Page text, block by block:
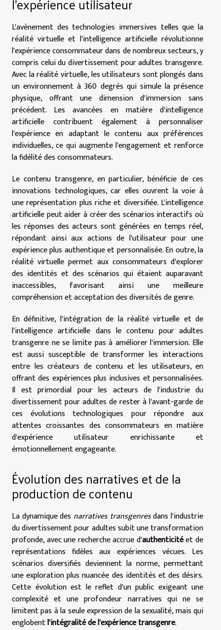
L'avènement des technologies immersives telles que la
réalité virtuelle et l'intelligence artificielle révolutionne
l'expérience consommateur dans de nombreux secteurs, y
compris celui du divertissement pour adultes transgenre.
Avec la réalité virtuelle, les utilisateurs sont plongés dans
un environnement à 360 degrés qui simule la présence
physique, offrant une dimension d'immersion sans
précédent. Les avancées en matière d'intelligence
artificielle contribuent également à personnaliser
l'expérience en adaptant le contenu aux préférences
individuelles, ce qui augmente l'engagement et renforce
la fidélité des consommateurs.
Le contenu transgenre, en particulier, bénéficie de ces
innovations technologiques, car elles ouvrent la voie à
une représentation plus riche et diversifiée. L'intelligence
artificielle peut aider à créer des scénarios interactifs où
les réponses des acteurs sont générées en temps réel,
répondant ainsi aux actions de l'utilisateur pour une
expérience plus authentique et personnalisée. En outre, la
réalité virtuelle permet aux consommateurs d'explorer
des identités et des scénarios qui étaient auparavant
inaccessibles, favorisant ainsi une meilleure
compréhension et acceptation des diversités de genre.
En définitive, l'intégration de la réalité virtuelle et de
l'intelligence artificielle dans le contenu pour adultes
transgenre ne se limite pas à améliorer l'immersion. Elle
est aussi susceptible de transformer les interactions
entre les créateurs de contenu et les utilisateurs, en
offrant des expériences plus inclusives et personnalisées.
Il est primordial pour les acteurs de l'industrie du
divertissement pour adultes de rester à l'avant-garde de
ces évolutions technologiques pour répondre aux
attentes croissantes des consommateurs en matière
d'expérience utilisateur enrichissante et
émotionnellement engageante.
Évolution des narratives et de la
production de contenu
La dynamique des narratives transgenresdans l'industrie
du divertissement pour adultes subit une transformation
profonde, avec une recherche accrue d'authenticitéet de
représentations fidèles aux expériences vécues. Les
scénarios diversifiés deviennent la norme, permettant
une exploration plus nuancée des identités et des désirs.
Cette évolution est le reflet d'un public exigeant une
complexité et une profondeur narratives qui ne se
limitent pas à la seule expression de la sexualité, mais qui
englobentl'intégralité de l'expérience transgenre.